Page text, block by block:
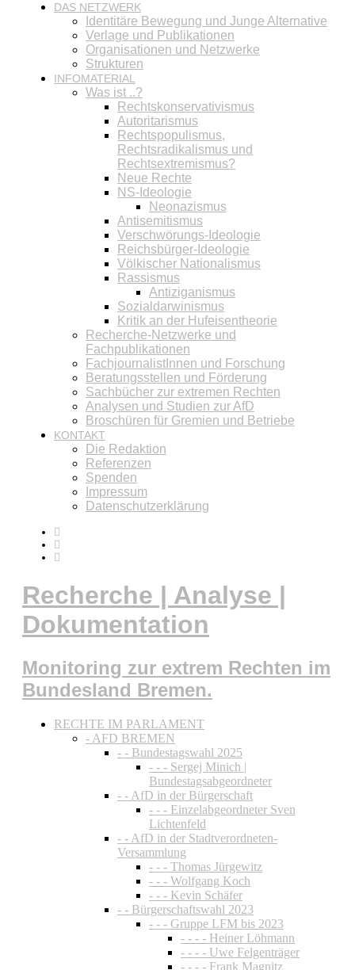
DAS NETZWERK
Identitäre Bewegung und Junge Alternative
Verlage und Publikationen
Organisationen und Netzwerke
Strukturen
INFOMATERIAL
Was ist ..?
Rechtskonservativismus
Autoritarismus
Rechtspopulismus,
Rechtsradikalismus und
Rechtsextremismus?
Neue Rechte
NS-Ideologie
Neonazismus
Antisemitismus
Verschwörungs-Ideologie
Reichsbürger-Ideologie
Völkischer Nationalismus
Rassismus
Antiziganismus
Sozialdarwinismus
Kritik an der Hufeisentheorie
Recherche-Netzwerke und
Fachpublikationen
FachjournalistInnen und Forschung
Beratungsstellen und Förderung
Sachbücher zur extremen Rechten
Analysen und Studien zur AfD
Broschüren für Gremien und Betriebe
KONTAKT
Die Redaktion
Referenzen
Spenden
Impressum
Datenschutzerklärung
Recherche | Analyse |
Dokumentation
Monitoring zur extrem Rechten im
Bundesland Bremen.
RECHTE IM PARLAMENT
- AFD BREMEN
- - Bundestagswahl 2025
- - - Sergej Minich |
Bundestagsabgeordneter
- - AfD in der Bürgerschaft
- - - Einzelabgeordneter Sven
Lichtenfeld
- - AfD in der Stadtverordneten-
Versammlung
- - - Thomas Jürgewitz
- - - Wolfgang Koch
- - - Kevin Schäfer
- - Bürgerschaftswahl 2023
- - - Gruppe LFM bis 2023
- - - - Heiner Löhmann
- - - - Uwe Felgenträger
- - - - Frank Magnitz